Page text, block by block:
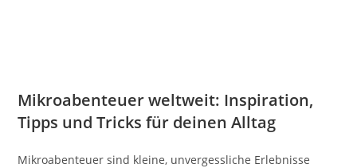
Mikroabenteuer weltweit: Inspiration,
Tipps und Tricks für deinen Alltag
Mikroabenteuer sind kleine, unvergessliche Erlebnisse